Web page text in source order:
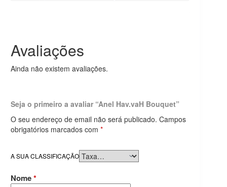
Avaliações
Ainda não existem avaliações.
Seja o primeiro a avaliar “Anel Hav.vaH Bouquet”
O seu endereço de email não será publicado. Campos
obrigatórios marcados com *
A SUA CLASSIFICAÇÃO
Nome*